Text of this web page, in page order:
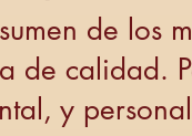
de los
de calidad.
y